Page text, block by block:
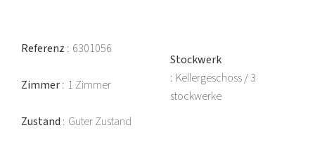
Referenz 6301056
Zimmer 1 Zimmer
Zustand Guter Zustand
Stockwerk
Kellergeschoss / 3
stockwerke